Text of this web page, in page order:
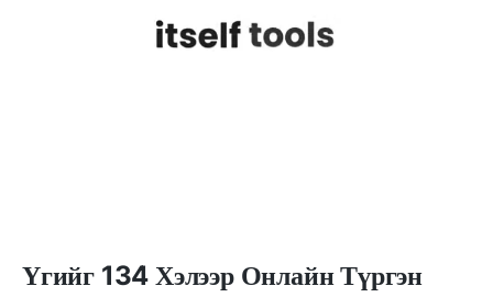
Үгийг 134 Хэлээр Онлайн Түргэн